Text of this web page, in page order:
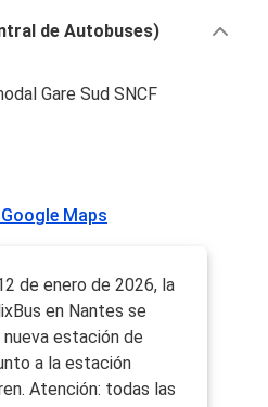
de Autobuses)
Gare Sud SNCF
Maps
de enero de 2026, la
en Nantes se
estación de
a la estación
Atención: todas las